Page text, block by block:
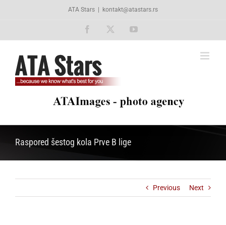
ATA Stars kontakt@atastars.rs
Facebook YouTube
Raspored šestog kola Prve B lige
Previous Next